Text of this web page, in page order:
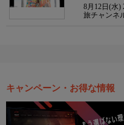
8月12日(水)
旅チャンネ
キャンペーン・お得な情報